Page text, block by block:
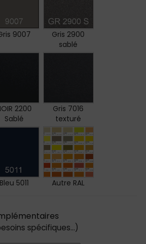
9007
Gris 2900
sablé
2200
Sablé
Gris 7016
texturé
Bleu 5011 Autre RAL
spécifiques...)